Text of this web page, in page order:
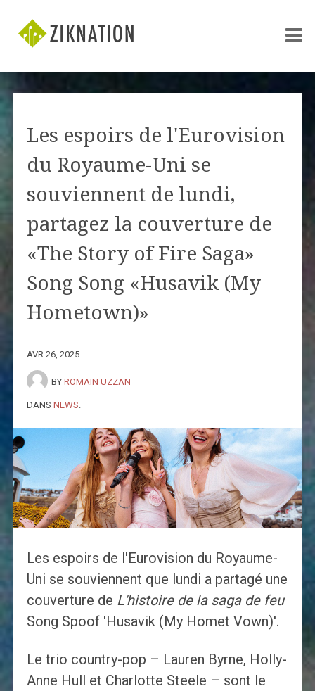
Les espoirs de l'Eurovision
du Royaume-Uni se
souviennent de lundi,
partagez la couverture de
«The Story of Fire Saga»
Song Song «Husavik (My
Hometown)»
AVR 26, 2025
BY ROMAIN UZZAN
DANS NEWS
Les espoirs de l'Eurovision du Royaume-
Uni se souviennent que lundi a partagé une
couverture de L'histoire de la saga de feu
Song Spoof 'Husavik (My Homet Vown)'.
Le trio country-pop – Lauren Byrne, Holly-
Anne Hull et Charlotte Steele – sont le